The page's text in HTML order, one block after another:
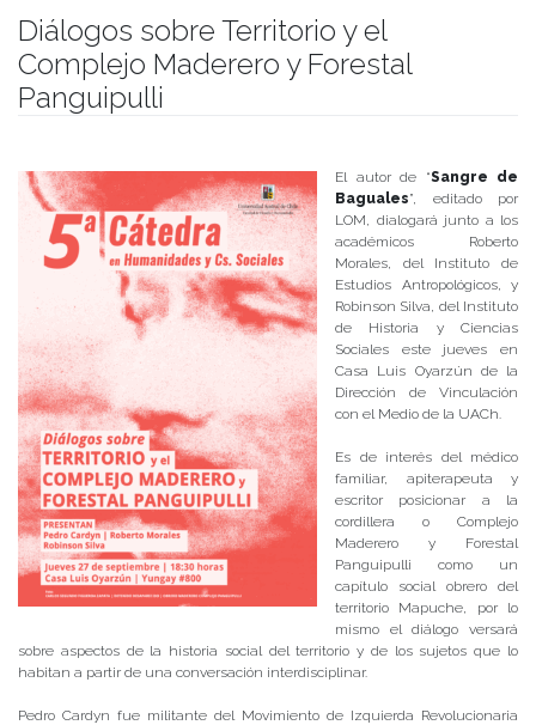
Diálogos sobre Territorio y el
Complejo Maderero y Forestal
Panguipulli
El autor de “Sangre de
Baguales”, editado por
LOM, dialogará junto a los
académicos Roberto
Morales, del Instituto de
Estudios Antropológicos, y
Robinson Silva, del Instituto
de Historia y Ciencias
Sociales este jueves en
Casa Luis Oyarzún de la
Dirección de Vinculación
con el Medio de la UACh.
Es de interés del médico
familiar, apiterapeuta y
escritor posicionar a la
cordillera o Complejo
Maderero y Forestal
Panguipulli como un
capítulo social obrero del
territorio Mapuche, por lo
mismo el diálogo versará
sobre aspectos de la historia social del territorio y de los sujetos que lo
habitan a partir de una conversación interdisciplinar.
Pedro Cardyn fue militante del Movimiento de Izquierda Revolucionaria